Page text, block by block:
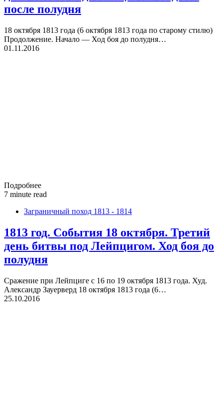
после полудня
18 октября 1813 года (6 октября 1813 года по старому стилю)
Продолжение. Начало — Ход боя до полудня…
01.11.2016
Подробнее
7 minute read
Заграничный поход 1813 - 1814
1813 год. События 18 октября. Третий
день битвы под Лейпцигом. Ход боя до
полудня
Сражение при Лейпциге с 16 по 19 октября 1813 года. Худ.
Александр Зауерверд 18 октября 1813 года (6…
25.10.2016